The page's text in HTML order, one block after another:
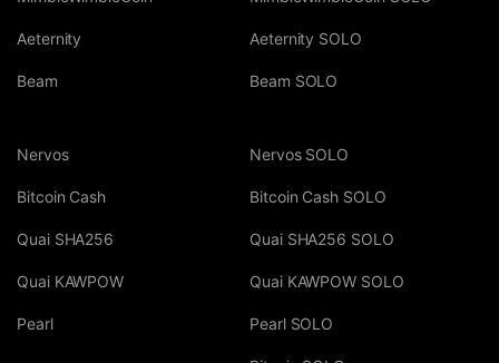
Aeternity
Beam
Aeternity SOLO
Beam SOLO
Nervos
Bitcoin Cash
Quai SHA256
Quai KAWPOW
Pearl
Nervos SOLO
Bitcoin Cash SOLO
Quai SHA256 SOLO
Quai KAWPOW SOLO
Pearl SOLO